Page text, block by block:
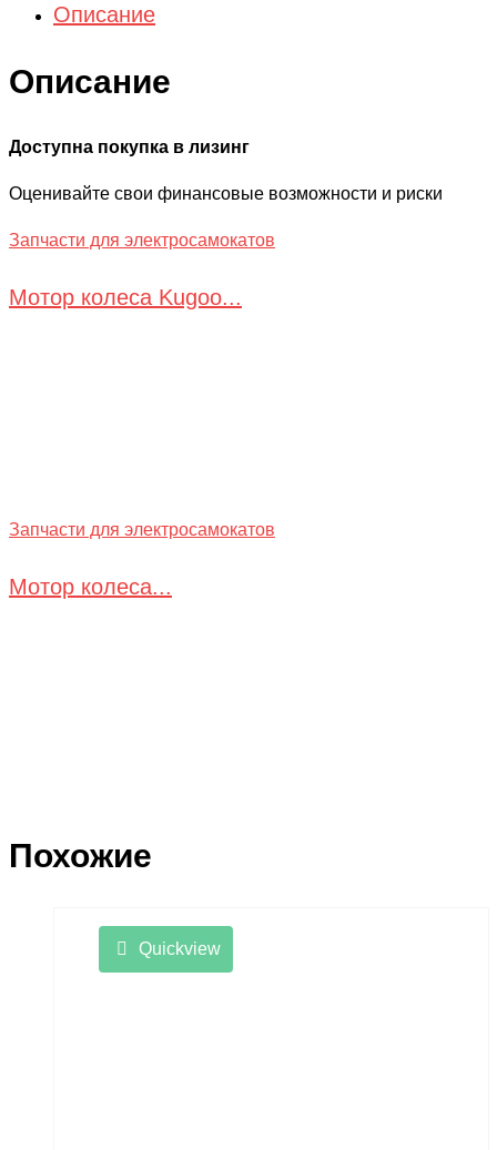
Описание
Описание
Доступна покупка в лизинг
Оценивайте свои финансовые возможности и риски
Запчасти для электросамокатов
Мотор колеса Kugoo...
Запчасти для электросамокатов
Мотор колеса...
Похожие
Quickview